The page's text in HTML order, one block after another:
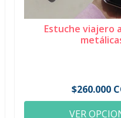
Estuche viajero
$260.000
VER